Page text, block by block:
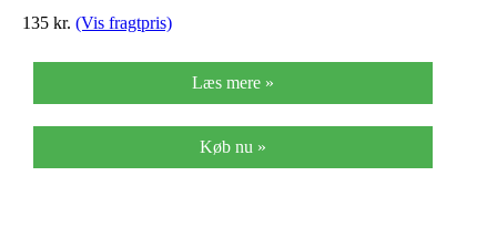
135 kr. (Vis fragtpris)
Læs mere »
Køb nu »